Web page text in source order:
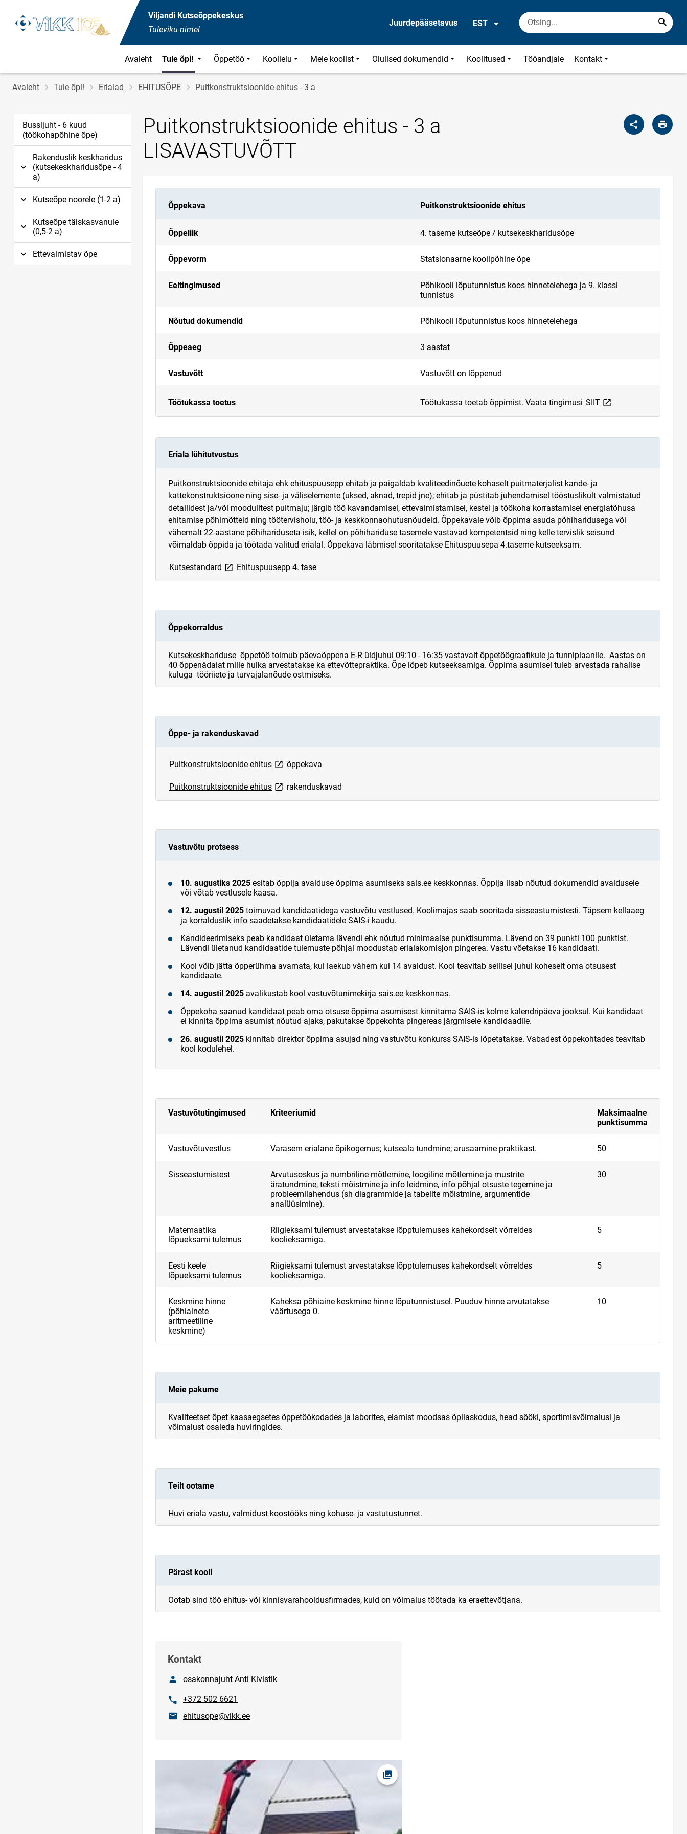
Viljandi Kutseõppekeskus
Tuleviku nimel
Juurdepääsetavus EST
Avaleht Tule õpi! Õppetöö Koolielu Meie koolist Olulised dokumendid Koolitused Tööandjale Kontakt
Jälglink
Avaleht Tule õpi! Erialad EHITUSÕPE Puitkonstruktsioonide ehitus - 3 a
Bussijuht - 6 kuud
(töökohapõhine õpe)
Rakenduslik keskharidus
(kutsekeskharidusõpe - 4
a)
Kutseõpe noorele (1-2 a)
Kutseõpe täiskasvanule
(0,5-2 a)
Ettevalmistav õpe
Puitkonstruktsioonide ehitus - 3 a
LISAVASTUVÕTT
Õppekava Puitkonstruktsioonide ehitus
Õppeliik 4. taseme kutseõpe / kutsekeskharidusõpe
Õppevorm Statsionaarne koolipõhine õpe
Eeltingimused
Põhikooli lõputunnistus koos hinnetelehega ja 9. klassi
tunnistus
Nõutud dokumendid Põhikooli lõputunnistus koos hinnetelehega
Õppeaeg 3 aastat
Vastuvõtt Vastuvõtt on lõppenud
Töötukassa toetus Töötukassa toetab õppimist. Vaata tingimusi SIITlink opens on new page
Eriala lühitutvustus
Puitkonstruktsioonide ehitaja ehk ehituspuusepp ehitab ja paigaldab kvaliteedinõuete kohaselt puitmaterjalist kande- ja
kattekonstruktsioone ning sise- ja väliselemente (uksed, aknad, trepid jne); ehitab ja püstitab juhendamisel tööstuslikult valmistatud
detailidest ja/või moodulitest puitmaju; järgib töö kavandamisel, ettevalmistamisel, kestel ja töökoha korrastamisel energiatõhusa
ehitamise põhimõtteid ning töötervishoiu, töö- ja keskkonnaohutusnõudeid. Õppekavale võib õppima asuda põhiharidusega või
vähemalt 22-aastane põhihariduseta isik, kellel on põhihariduse tasemele vastavad kompetentsid ning kelle tervislik seisund
võimaldab õppida ja töötada valitud erialal. Õppekava läbmisel sooritatakse Ehituspuusepa 4.taseme kutseeksam.
Kutsestandard link opens on new page
Ehituspuusepp 4. tase
Õppekorraldus
Kutsekeskhariduse õppetöö toimub päevaõppena E-R üldjuhul 09:10 - 16:35 vastavalt õppetöögraafikule ja tunniplaanile. Aastas on
40 õppenädalat mille hulka arvestatakse ka ettevõttepraktika. Õpe lõpeb kutseeksamiga. Õppima asumisel tuleb arvestada rahalise
kuluga tööriiete ja turvajalanõude ostmiseks.
Õppe- ja rakenduskavad
Puitkonstruktsioonide ehituslink opens on new page
õppekava
Puitkonstruktsioonide ehituslink opens on new page
rakenduskavad
Vastuvõtu protsess
10. augustiks 2025 esitab õppija avalduse õppima asumiseks sais.ee keskkonnas. Õppija lisab nõutud dokumendid avaldusele
või võtab vestlusele kaasa.
12. augustil 2025 toimuvad kandidaatidega vastuvõtu vestlused. Koolimajas saab sooritada sisseastumistesti. Täpsem kellaaeg
ja korralduslik info saadetakse kandidaatidele SAIS-i kaudu.
Kandideerimiseks peab kandidaat ületama lävendi ehk nõutud minimaalse punktisumma. Lävend on 39 punkti 100 punktist.
Lävendi ületanud kandidaatide tulemuste põhjal moodustab erialakomisjon pingerea. Vastu võetakse 16 kandidaati.
Kool võib jätta õpperühma avamata, kui laekub vähem kui 14 avaldust. Kool teavitab sellisel juhul koheselt oma otsusest
kandidaate.
14. augustil 2025 avalikustab kool vastuvõtunimekirja sais.ee keskkonnas.
Õppekoha saanud kandidaat peab oma otsuse õppima asumisest kinnitama SAIS-is kolme kalendripäeva jooksul. Kui kandidaat
ei kinnita õppima asumist nõutud ajaks, pakutakse õppekohta pingereas järgmisele kandidaadile.
26. augustil 2025 kinnitab direktor õppima asujad ning vastuvõtu konkurss SAIS-is lõpetatakse. Vabadest õppekohtades teavitab
kool kodulehel.
Vastuvõtutingimused Kriteeriumid
Maksimaalne
punktisumma
Vastuvõtuvestlus Varasem erialane õpikogemus; kutseala tundmine; arusaamine praktikast. 50
Sisseastumistest
Arvutusoskus ja numbriline mõtlemine, loogiline mõtlemine ja mustrite
äratundmine, teksti mõistmine ja info leidmine, info põhjal otsuste tegemine ja
probleemilahendus (sh diagrammide ja tabelite mõistmine, argumentide
analüüsimine).
30
Matemaatika
lõpueksami tulemus
Riigieksami tulemust arvestatakse lõpptulemuses kahekordselt võrreldes
koolieksamiga.
5
Eesti keele
lõpueksami tulemus
Riigieksami tulemust arvestatakse lõpptulemuses kahekordselt võrreldes
koolieksamiga.
5
Keskmine hinne
(põhiainete
aritmeetiline
keskmine)
Kaheksa põhiaine keskmine hinne lõputunnistusel. Puuduv hinne arvutatakse
väärtusega 0.
10
Meie pakume
Kvaliteetset õpet kaasaegsetes õppetöökodades ja laborites, elamist moodsas õpilaskodus, head sööki, sportimisvõimalusi ja
võimalust osaleda huviringides.
Teilt ootame
Huvi eriala vastu, valmidust koostööks ning kohuse- ja vastutustunnet.
Pärast kooli
Ootab sind töö ehitus- või kinnisvarahooldusfirmades, kuid on võimalus töötada ka eraettevõtjana.
Kontakt
Nimiosakonnajuht Anti Kivistik
Telefon+372 502 6621
E-postehitusope@vikk.ee
Ava foto